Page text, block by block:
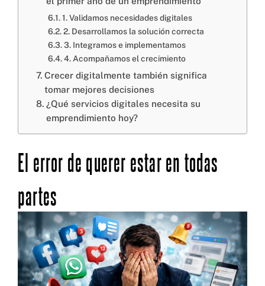
1. Validamos necesidades digitales
2. Desarrollamos la solución correcta
3. Integramos e implementamos
4. Acompañamos el crecimiento
Crecer digitalmente también significa
tomar mejores decisiones
¿Qué servicios digitales necesita su
emprendimiento hoy?
El error de querer estar en todas
partes
CERTIFICACIONES: